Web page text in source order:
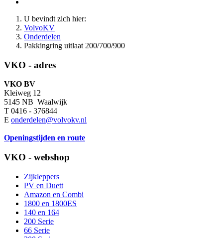
U bevindt zich hier:
VolvoKV
Onderdelen
Pakkingring uitlaat 200/700/900
VKO - adres
VKO BV
Kleiweg 12
5145 NB Waalwijk
T 0416 - 376844
E onderdelen@volvokv.nl
Openingstijden en route
VKO - webshop
Zijkleppers
PV en Duett
Amazon en Combi
1800 en 1800ES
140 en 164
200 Serie
66 Serie